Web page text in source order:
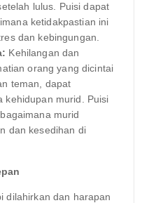
lulus. Puisi dapat
ketidakpastian ini
dan kebingungan.
Kehilangan dan
orang yang dicintai
teman, dapat
kehidupan murid. Puisi
murid
dan kesedihan di
dilahirkan dan harapan